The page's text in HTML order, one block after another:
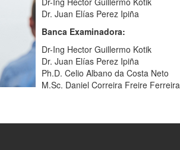
Dr. Juan Elías Perez Ipiña
Banca Examinadora:
Dr-Ing Hector Guillermo Kotik
Dr. Juan Elías Perez Ipiña
Ph.D. Celio Albano da Costa Neto
M.Sc. Daniel Correira Freire Ferreira